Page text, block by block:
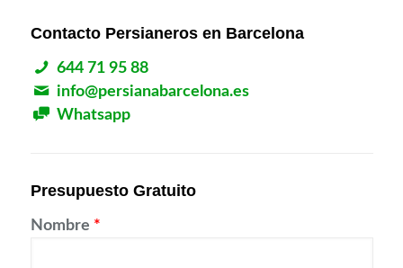
Contacto Persianeros en Barcelona
644 71 95 88
info@persianabarcelona.es
Whatsapp
Presupuesto Gratuito
Nombre *